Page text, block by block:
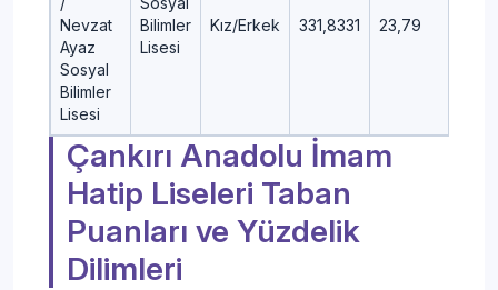
Nevzat
Ayaz
Sosyal
Bilimler
Lisesi
Bilimler
Lisesi
Kız/Erkek 331,8331 23,79
Çankırı Anadolu İmam
Hatip Liseleri Taban
Puanları ve Yüzdelik
Dilimleri